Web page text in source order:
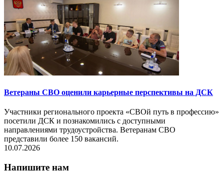
Ветераны СВО оценили карьерные перспективы на ДСК
Участники регионального проекта «СВОй путь в профессию»
посетили ДСК и познакомились с доступными
направлениями трудоустройства. Ветеранам СВО
представили более 150 вакансий.
10.07.2026
Напишите нам